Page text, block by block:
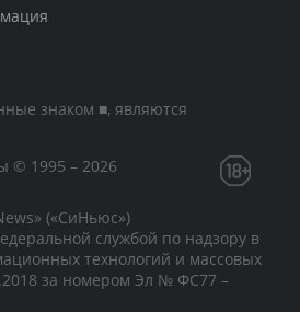
знаком ■, являются
© 1995 – 2026
(«СиНьюс»)
службой по надзору в
технологий и массовых
за номером Эл № ФС77 –